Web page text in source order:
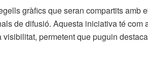
gràfics que seran compartits
de difusió. Aquesta iniciativa té com
permetent que puguin